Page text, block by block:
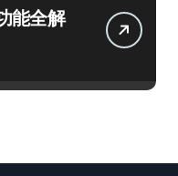
能全解